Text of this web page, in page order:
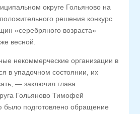
округе Гольяново на
решения конкурс
«серебряного возраста»
весной.
некоммерческие организации в
в упадочном состоянии, их
— заключил глава
Гольяново Тимофей
было подготовлено обращение